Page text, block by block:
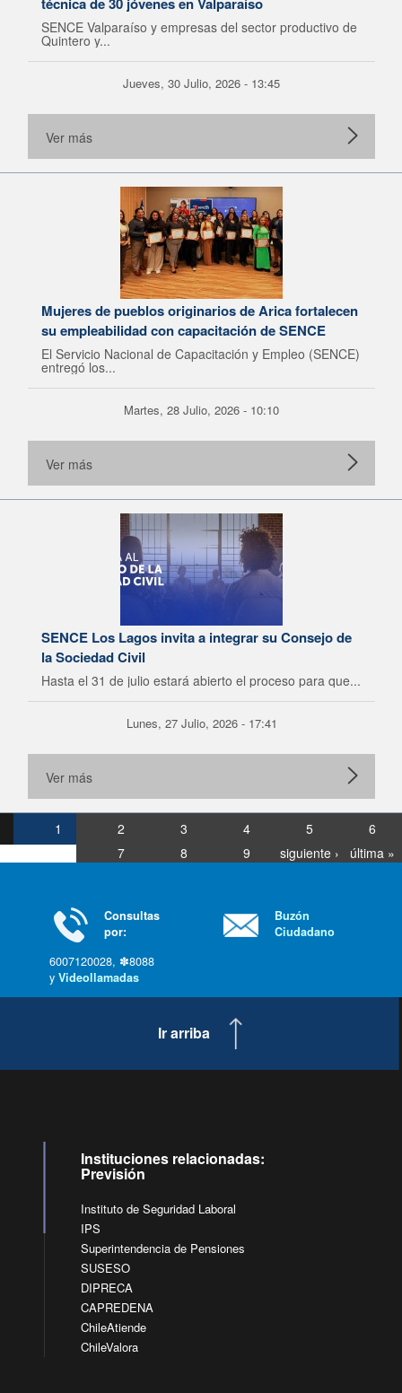
SENCE Valparaíso y empresas del sector productivo de
Quintero y...
Jueves, 30 Julio, 2026 - 13:45
Ver más
Mujeres de pueblos originarios de Arica fortalecen
su empleabilidad con capacitación de SENCE
El Servicio Nacional de Capacitación y Empleo (SENCE)
entregó los...
Martes, 28 Julio, 2026 - 10:10
Ver más
SENCE Los Lagos invita a integrar su Consejo de
la Sociedad Civil
Hasta el 31 de julio estará abierto el proceso para que...
Lunes, 27 Julio, 2026 - 17:41
Ver más
1 2 3 4 5
6
7
8 9 siguiente › última »
Consultas
por:
6007120028, ✽8088
y Videollamadas
Buzón
Ciudadano
Ir arriba
Instituciones relacionadas:
Previsión
Instituto de Seguridad Laboral
IPS
Superintendencia de Pensiones
SUSESO
DIPRECA
CAPREDENA
ChileAtiende
ChileValora